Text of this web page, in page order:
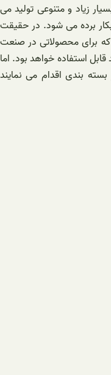
زیاد و متنوعی تولید می
برده می شود. در حقیقت
برای محصولاتی در صنعت
استفاده خواهد بود. اما
بندی اقدام می نمایند